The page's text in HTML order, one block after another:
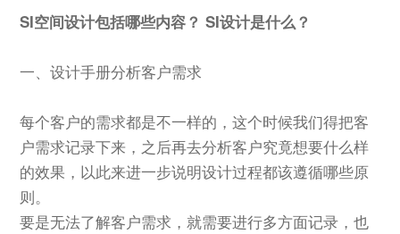
SI空间设计包括哪些内容？ SI设计是什么？
一、设计手册分析客户需求
每个客户的需求都是不一样的，这个时候我们得把客
户需求记录下来，之后再去分析客户究竟想要什么样
的效果，以此来进一步说明设计过程都该遵循哪些原
则。
要是无法了解客户需求，就需要进行多方面记录，也